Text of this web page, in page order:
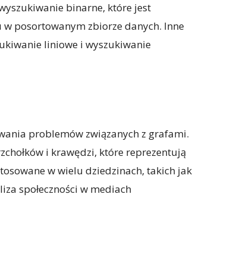
binarne, które jest
posortowanym zbiorze danych. Inne
liniowe i wyszukiwanie
problemów związanych z grafami.
i krawędzi, które reprezentują
w wielu dziedzinach, takich jak
społeczności w mediach